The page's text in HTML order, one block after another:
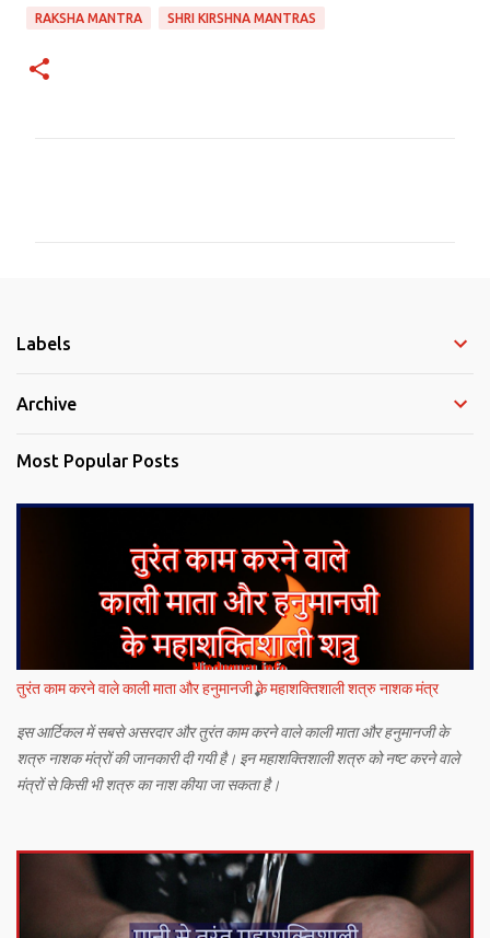
RAKSHA MANTRA SHRI KIRSHNA MANTRAS
n
s
Labels
Archive
Most Popular Posts
तुरंत काम करने वाले काली माता और हनुमानजी के महाशक्तिशाली शत्रु नाशक मंत्र
इस आर्टिकल में सबसे असरदार और तुरंत काम करने वाले काली माता और हनुमानजी के
शत्रु नाशक मंत्रों की जानकारी दी गयी है। इन महाशक्तिशाली शत्रु को नष्ट करने वाले
मंत्रों से किसी भी शत्रु का नाश कीया जा सकता है।